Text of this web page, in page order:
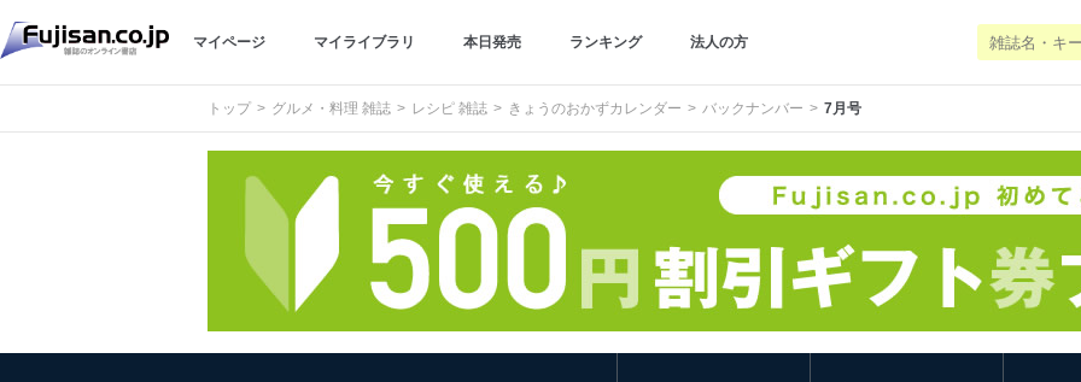
マイページ マイライブラリ 本日発売 ランキング 法人の方
トップ グルメ・料理 雑誌 レシピ 雑誌 きょうのおかずカレンダー バックナンバー 7月号